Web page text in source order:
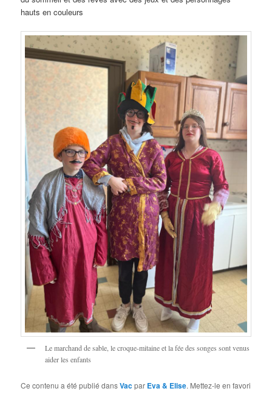
hauts en couleurs
Le marchand de sable, le croque-mitaine et la fée des songes sont venus
aider les enfants
Ce contenu a été publié dansVacpar Eva & Elise. Mettez-le en favori